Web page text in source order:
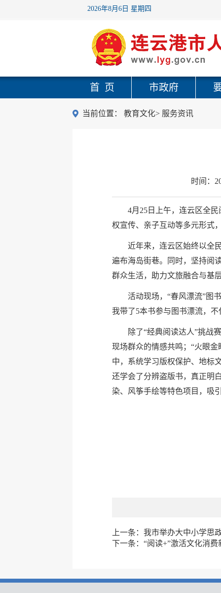
2026年8月6日 星期四
首 页 市政府
当前位置： 教育文化> 服务资讯
时间：
4月25日上午，连云区全
权宣传、亲子互动等多元形式
近年来，连云区始终以全
遍布海岛街巷。同时，坚持阅
群众生活，助力文旅融合与基
活动现场，“春风漂流”图
我带了5本书参与图书漂流，
除了“经典阅读达人”挑战
现场群众的情感共鸣；“火眼
中，系统学习版权保护、地标
还学会了分辨盗版书，真正明
染、风筝手绘等特色项目，吸
上一条： 我市举办大中小学思
下一条： “阅读+”激活文化消费